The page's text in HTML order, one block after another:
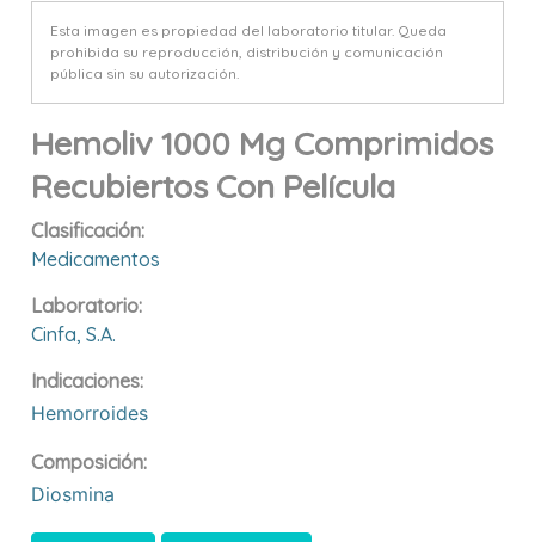
Esta imagen es propiedad del laboratorio titular. Queda
prohibida su reproducción, distribución y comunicación
pública sin su autorización.
Hemoliv 1000 Mg Comprimidos
Recubiertos Con Película
Clasificación:
Medicamentos
Laboratorio:
Cinfa, S.a.
Indicaciones:
Hemorroides
Composición:
Diosmina